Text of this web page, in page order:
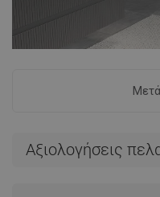
Αξιολογήσεις